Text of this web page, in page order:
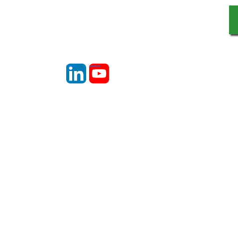
linkedin youtube